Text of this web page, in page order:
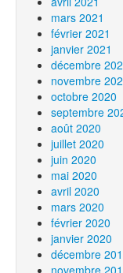
mars 2021
février 2021
janvier 2021
décembre
novembre
octobre 2020
septembre
août 2020
juillet 2020
juin 2020
mai 2020
avril 2020
mars 2020
février 2020
janvier 2020
décembre
novembre